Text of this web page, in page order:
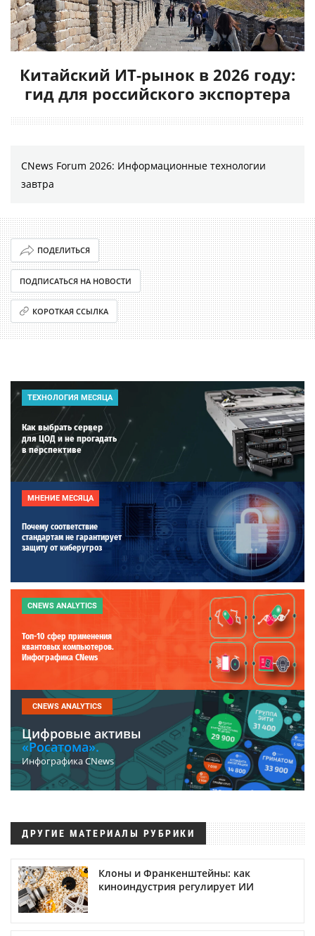
Китайский ИТ-рынок в 2026 году:
гид для российского экспортера
CNews Forum 2026: Информационные технологии
завтра
ПОДЕЛИТЬСЯ
ПОДПИСАТЬСЯ НА НОВОСТИ
КОРОТКАЯ ССЫЛКА
ТЕХНОЛОГИЯ МЕСЯЦА
Как выбрать сервер
для ЦОД и не прогадать
в перспективе
МНЕНИЕ МЕСЯЦА
Почему соответствие
стандартам не гарантирует
защиту от киберугроз
CNEWS ANALYTICS
Топ-10 сфер применения
квантовых компьютеров.
Инфографика CNews
CNEWS ANALYTICS
Цифровые активы
«Росатома».
Инфографика CNews
ДРУГИЕ МАТЕРИАЛЫ РУБРИКИ
Клоны и Франкенштейны: как
киноиндустрия регулирует ИИ